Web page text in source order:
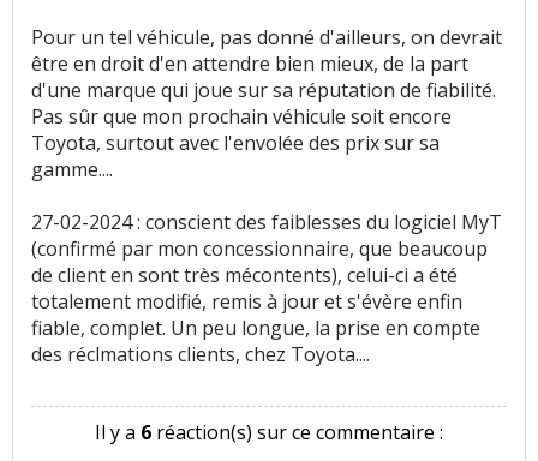
Pour un tel véhicule, pas donné d'ailleurs, on devrait
être en droit d'en attendre bien mieux, de la part
d'une marque qui joue sur sa réputation de fiabilité.
Pas sûr que mon prochain véhicule soit encore
Toyota, surtout avec l'envolée des prix sur sa
gamme....
27-02-2024 : conscient des faiblesses du logiciel MyT
(confirmé par mon concessionnaire, que beaucoup
de client en sont très mécontents), celui-ci a été
totalement modifié, remis à jour et s'évère enfin
fiable, complet. Un peu longue, la prise en compte
des réclmations clients, chez Toyota....
Il y a 6 réaction(s) sur ce commentaire :